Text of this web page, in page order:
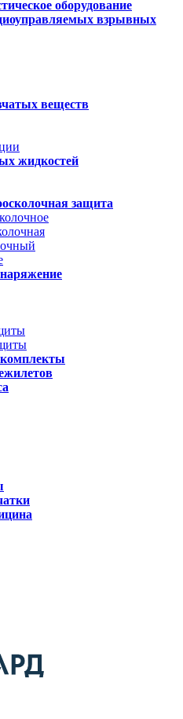
оборудование
взрывных
веществ
жидкостей
защита